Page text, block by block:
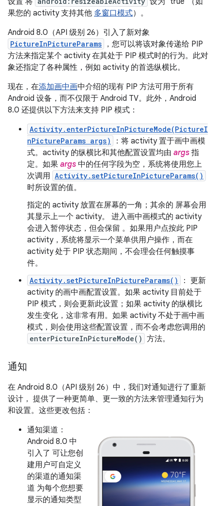
果您的 activity 支持其他 多窗口模式）。
Android 8.0（API 级别 26）引入了新对象
PictureInPictureParams
，您可以将该对象传递给 PIP
方法来指定某个 activity 在其处于 PIP 模式时的行为。此对
象还指定了各种属性，例如 activity 的首选纵横比。
现在，在添加画中画中介绍的现有 PIP 方法可用于所有
Android 设备，而不仅限于 Android TV。此外，Android
8.0 还提供以下方法来支持 PIP 模式：
Activity.enterPictureInPictureMode(PictureI
nPictureParams args)
：将 activity 置于画中画模
式。activity 的纵横比和其他配置设置均由 args 指
定。如果 args 中的任何字段为空，系统将使用您上
次调用 Activity.setPictureInPictureParams()
时所设置的值。
指定的 activity 放置在屏幕的一角；其余的 屏幕会用
其显示上一个 activity。 进入画中画模式的 activity
会进入暂停状态，但会保留 。如果用户点按此 PIP
activity，系统将显示一个菜单供用户操作，而在
activity 处于 PIP 状态期间，不会理会任何触摸事
件。
Activity.setPictureInPictureParams()
： 更新
activity 的画中画配置设置。如果 activity 目前处于
PIP 模式，则会更新此设置；如果 activity 的纵横比
发生变化，这非常有用。如果 activity 不处于画中画
模式，则会使用这些配置设置，而不会考虑您调用的
enterPictureInPictureMode() 方法。
通知
在 Android 8.0（API 级别 26）中，我们对通知进行了重新
设计， 提供了一种更简单、更一致的方法来管理通知行为
和设置。这些更改包括：
通知渠道：
Android 8.0 中
引入了 可让您创
建用户可自定义
的渠道的通知渠
道 为每个您想要
显示的通知类型